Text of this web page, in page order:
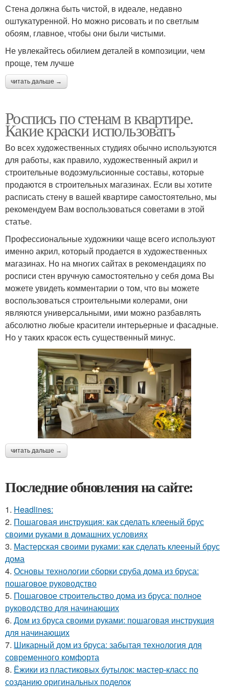
Стена должна быть чистой, в идеале, недавно
оштукатуренной. Но можно рисовать и по светлым
обоям, главное, чтобы они были чистыми.
Не увлекайтесь обилием деталей в композиции, чем
проще, тем лучше
читать дальше →
Роспись по стенам в квартире.
Какие краски использовать
Во всех художественных студиях обычно используются
для работы, как правило, художественный акрил и
строительные водоэмульсионные составы, которые
продаются в строительных магазинах. Если вы хотите
расписать стену в вашей квартире самостоятельно, мы
рекомендуем Вам воспользоваться советами в этой
статье.
Профессиональные художники чаще всего используют
именно акрил, который продается в художественных
магазинах. Но на многих сайтах в рекомендациях по
росписи стен вручную самостоятельно у себя дома Вы
можете увидеть комментарии о том, что вы можете
воспользоваться строительными колерами, они
являются универсальными, ими можно разбавлять
абсолютно любые красители интерьерные и фасадные.
Но у таких красок есть существенный минус.
читать дальше →
Последние обновления на сайте:
1. Headlines:
2. Пошаговая инструкция: как сделать клееный брус
своими руками в домашних условиях
3. Мастерская своими руками: как сделать клееный брус
дома
4. Основы технологии сборки сруба дома из бруса:
пошаговое руководство
5. Пошаговое строительство дома из бруса: полное
руководство для начинающих
6. Дом из бруса своими руками: пошаговая инструкция
для начинающих
7. Шикарный дом из бруса: забытая технология для
современного комфорта
8. Ёжики из пластиковых бутылок: мастер-класс по
созданию оригинальных поделок